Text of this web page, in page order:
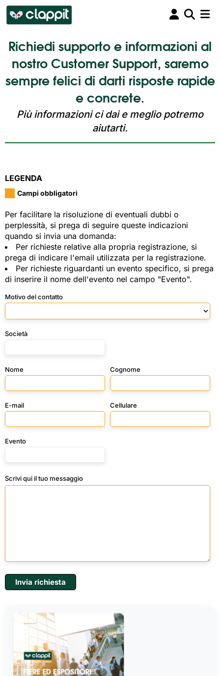
Richiedi supporto e informazioni al
nostro Customer Support, saremo
sempre felici di darti risposte rapide
e concrete.
Più informazioni ci dai e meglio potremo
aiutarti.
LEGENDA
Campi obbligatori
Per facilitare la risoluzione di eventuali dubbi o
perplessità, si prega di seguire queste indicazioni
quando si invia una domanda:
Per richieste relative alla propria registrazione, si
prega di indicare l'email utilizzata per la registrazione.
Per richieste riguardanti un evento specifico, si prega
di inserire il nome dell'evento nel campo "Evento".
Motivo del contatto
Società
Nome Cognome
E-mail Cellulare
Evento
Scrivi qui il tuo messaggio